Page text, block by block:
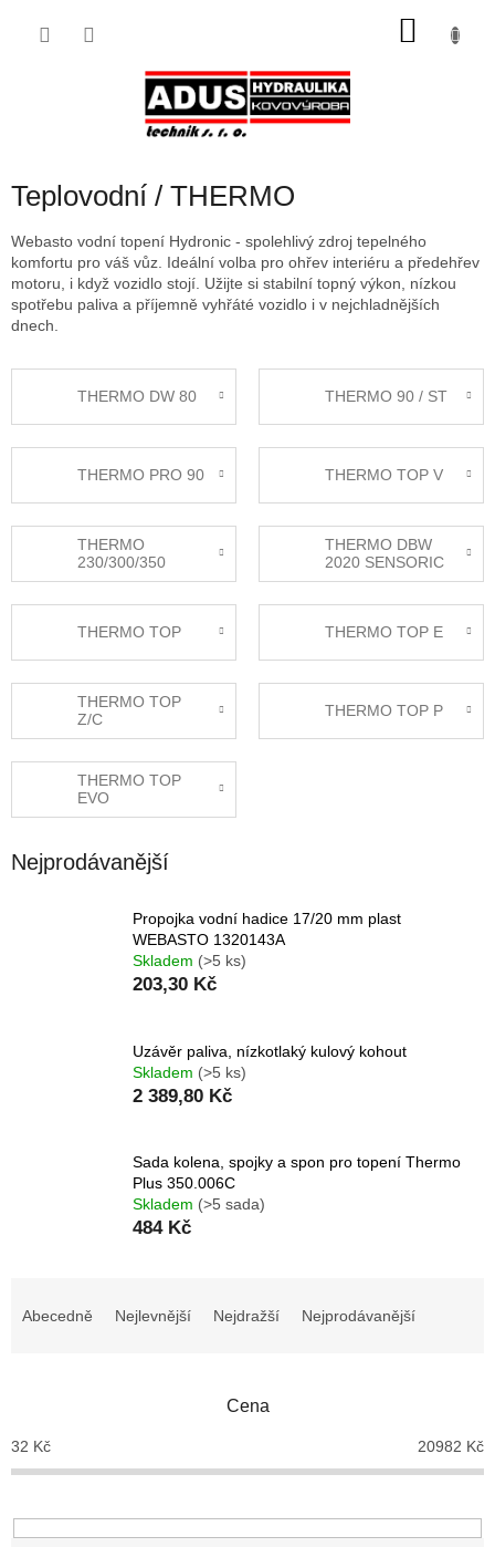
Teplovodní / THERMO
Webasto vodní topení Hydronic - spolehlivý zdroj tepelného
komfortu pro váš vůz. Ideální volba pro ohřev interiéru a předehřev
motoru, i když vozidlo stojí. Užijte si stabilní topný výkon, nízkou
spotřebu paliva a příjemně vyhřáté vozidlo i v nejchladnějších
dnech.
THERMO DW 80 THERMO 90 / ST
THERMO PRO 90 THERMO TOP V
THERMO
230/300/350
THERMO DBW
2020 SENSORIC
THERMO TOP THERMO TOP E
THERMO TOP
Z/C
THERMO TOP P
THERMO TOP
EVO
Nejprodávanější
Propojka vodní hadice 17/20 mm plast
WEBASTO 1320143A
Skladem (>5 ks)
203,30 Kč
Uzávěr paliva, nízkotlaký kulový kohout
Skladem (>5 ks)
2 389,80 Kč
Sada kolena, spojky a spon pro topení Thermo
Plus 350.006C
Skladem (>5 sada)
484 Kč
p
r
u
Abecedně Nejlevnější Nejdražší Nejprodávanější
Cena
32 Kč 20982 Kč